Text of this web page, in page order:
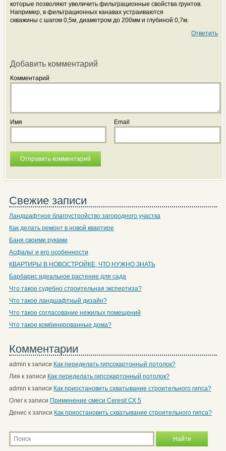
которые позволяют увеличить фильтрационные свойства грунтов.
Например, в фильтрационных канавах устраиваются
скважины с шагом 0,5м, диаметром до 200мм и глубиной 0,7м.
Ответить
Добавить комментарий
Комментарий
Имя Email
Свежие записи
Ландшафтное благоустройство загородного участка
Как делать ремонт в новой квартире
Баня своими руками
Асфальт и его особенности
КВАРТИРЫ В НОВОСТРОЙКЕ, ЧТО НУЖНО ЗНАТЬ
Барбарис идеальное растение для сада
Что такое судебно строительная экспертиза?
Что такое ландшафтный дизайн?
Что такое согласование нежилых помещений
Что такое комбинированные дома?
Комментарии
admin к записи Как переделать гипсокартонный потолок?
Лия к записи Как переделать гипсокартонный потолок?
admin к записи Как приостановить схватывание строительного гипса?
Олегк записи Приминение смеси Ceresit СХ 5
Дениск записи Как приостановить схватывание строительного гипса?